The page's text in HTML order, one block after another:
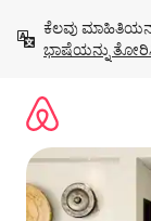
ಹೋಗಿ
ಕೆಲವು
ಭಾಷೆಯನ್ನು